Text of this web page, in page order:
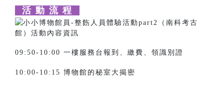
活 動 流 程
09:50-10:00 一樓服務台報到、繳費、領識別證
10:00-10:15 博物館的秘室大揭密